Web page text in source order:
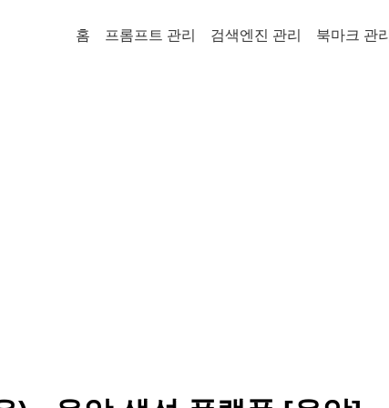
홈 프롬프트 관리 검색엔진 관리 북마크 관리